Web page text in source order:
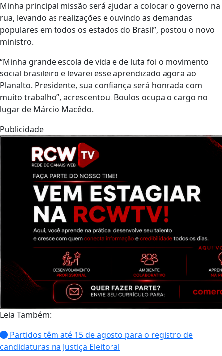
Minha principal missão será ajudar a colocar o governo na
rua, levando as realizações e ouvindo as demandas
populares em todos os estados do Brasil”, postou o novo
ministro.
“Minha grande escola de vida e de luta foi o movimento
social brasileiro e levarei esse aprendizado agora ao
Planalto. Presidente, sua confiança será honrada com
muito trabalho”, acrescentou. Boulos ocupa o cargo no
lugar de Márcio Macêdo.
Publicidade
Leia Também:
Partidos têm até 15 de agosto para o registro de
candidaturas na Justiça Eleitoral